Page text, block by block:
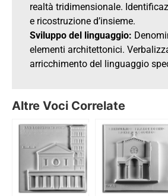
realtà tridimensionale.
e ricostruzione d’insieme.
Sviluppo del linguaggio:
elementi architettonici.
arricchimento del linguaggio
Altre Voci Correlate